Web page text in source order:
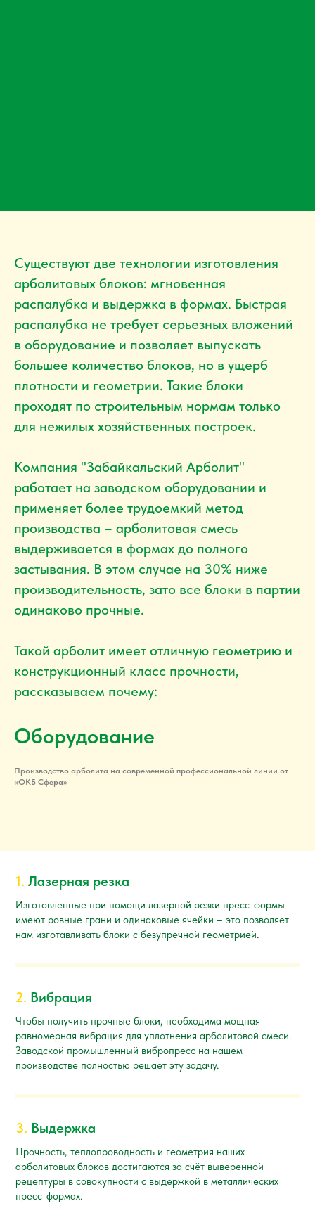
Существуют две технологии изготовления
арболитовых блоков: мгновенная
распалубка и выдержка в формах. Быстрая
распалубка не требует серьезных вложений
в оборудование и позволяет выпускать
большее количество блоков, но в ущерб
плотности и геометрии. Такие блоки
проходят по строительным нормам только
для нежилых хозяйственных построек.
Компания "Забайкальский Арболит"
работает на заводском оборудовании и
применяет более трудоемкий метод
производства – арболитовая смесь
выдерживается в формах до полного
застывания. В этом случае на 30% ниже
производительность, зато все блоки в партии
одинаково прочные.
Такой арболит имеет отличную геометрию и
конструкционный класс прочности,
рассказываем почему:
Оборудование
Производство арболита на современной профессиональной линии от
«ОКБ Сфера»
1.Лазерная резка
Изготовленные при помощи лазерной резки пресс-формы
имеют ровные грани и одинаковые ячейки – это позволяет
нам изготавливать блоки с безупречной геометрией.
2. Вибрация
Чтобы получить прочные блоки, необходима мощная
равномерная вибрация для уплотнения арболитовой смеси.
Заводской промышленный вибропресс на нашем
производстве полностью решает эту задачу.
3. Выдержка
Прочность, теплопроводность и геометрия наших
арболитовых блоков достигаются за счёт выверенной
рецептуры в совокупности с выдержкой в металлических
пресс-формах.